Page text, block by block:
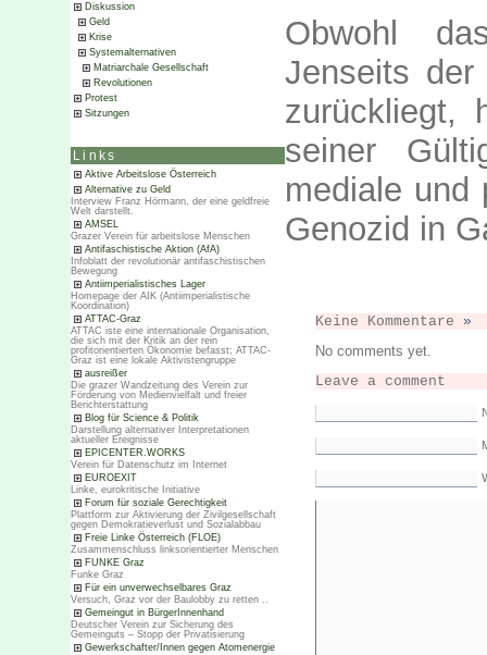
Diskussion
Geld
Krise
Systemalternativen
Matriarchale Gesellschaft
Revolutionen
Protest
Sitzungen
Links
Aktive Arbeitslose Österreich
Alternative zu Geld
Interview Franz Hörmann, der eine geldfreie
Welt darstellt.
AMSEL
Grazer Verein für arbeitslose Menschen
Antifaschistische Aktion (AfA)
Infoblatt der revolutionär antifaschistischen
Bewegung
Antiimperialistisches Lager
Homepage der AIK (Antiimperialistische
Koordination)
ATTAC-Graz
ATTAC iste eine internationale Organisation,
die sich mit der Kritik an der rein
profitorientierten Ökonomie befasst; ATTAC-
Graz ist eine lokale Aktivistengruppe
ausreißer
Die grazer Wandzeitung des Verein zur
Förderung von Medienvielfalt und freier
Berichterstattung
Blog für Science & Politik
Darstellung alternativer Interpretationen
aktueller Ereignisse
EPICENTER.WORKS
Verein für Datenschutz im Internet
EUROEXIT
Linke, eurokritische Initiative
Forum für soziale Gerechtigkeit
Plattform zur Aktivierung der Zivilgesellschaft
gegen Demokratieverlust und Sozialabbau
Freie Linke Österreich (FLOE)
Zusammenschluss linksorientierter Menschen
FUNKE Graz
Funke Graz
Für ein unverwechselbares Graz
Versuch, Graz vor der Baulobby zu retten ..
Gemeingut in BürgerInnenhand
Deutscher Verein zur Sicherung des
Gemeinguts – Stopp der Privatisierung
Gewerkschafter/Innen gegen Atomenergie
Obwohl
Jenseits der
zurückliegt,
seiner
mediale und
Genozid in
Keine Kommentare »
No comments yet.
Leave a comment